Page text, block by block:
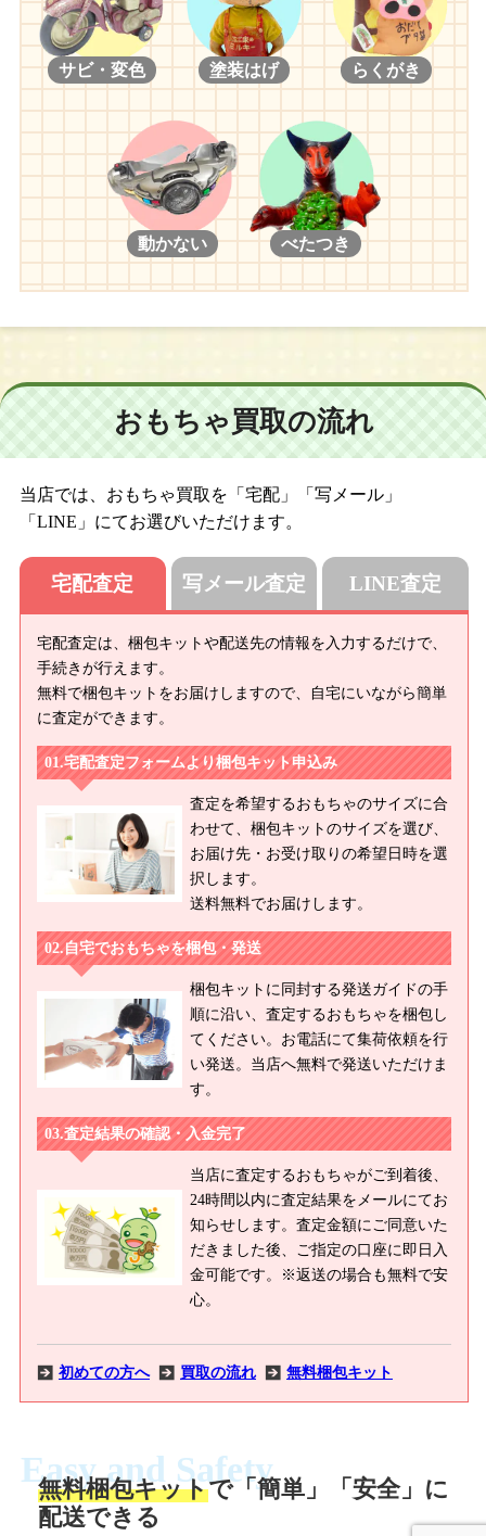
サビ・変色 塗装はげ らくがき
動かない べたつき
おもちゃ買取の流れ
当店では、おもちゃ買取を「宅配」「写メール」
「LINE」にてお選びいただけます。
宅配査定
宅配査定は、梱包キットや配送先の情報を入力するだけで、
手続きが行えます。
無料で梱包キットをお届けしますので、自宅にいながら簡単
に査定ができます。
宅配査定フォームより梱包キット申込み
査定を希望するおもちゃのサイズに合
わせて、梱包キットのサイズを選び、
お届け先・お受け取りの希望日時を選
択します。
送料無料でお届けします。
自宅でおもちゃを梱包・発送
梱包キットに同封する発送ガイドの手
順に沿い、査定するおもちゃを梱包し
てください。お電話にて集荷依頼を行
い発送。当店へ無料で発送いただけま
す。
査定結果の確認・入金完了
当店に査定するおもちゃがご到着後、
24時間以内に査定結果をメールにてお
知らせします。査定金額にご同意いた
だきました後、ご指定の口座に即日入
金可能です。※返送の場合も無料で安
心。
初めての方へ 買取の流れ 無料梱包キット
写メール査定
商品撮影
LINE査定
Easy and Safety
無料梱包キットで「簡単」「安全」に
配送できる